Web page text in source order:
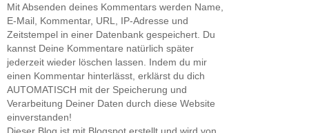
Mit Absenden deines Kommentars werden Name,
E-Mail, Kommentar, URL, IP-Adresse und
Zeitstempel in einer Datenbank gespeichert. Du
kannst Deine Kommentare natürlich später
jederzeit wieder löschen lassen. Indem du mir
einen Kommentar hinterlässt, erklärst du dich
AUTOMATISCH mit der Speicherung und
Verarbeitung Deiner Daten durch diese Website
einverstanden!
Dieser Blog ist mit Blogspot erstellt und wird von